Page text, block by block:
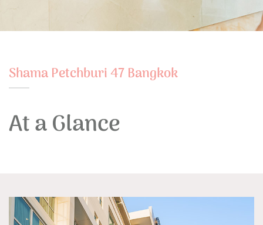
Shama Petchburi 47 Bangkok
At a Glance